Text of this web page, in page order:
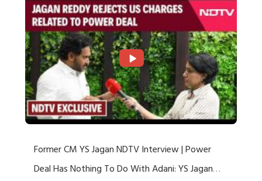
Former CM YS Jagan NDTV Interview | Power
Deal Has Nothing To Do With Adani: YS Jagan